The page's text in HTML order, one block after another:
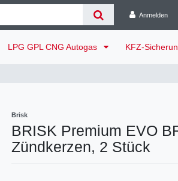
Anmelden
LPG GPL CNG Autogas KFZ-
Brisk
BRISK Premium EVO
Zündkerzen, 2 Stück